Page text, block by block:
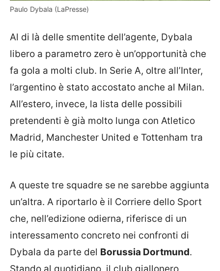
Paulo Dybala (LaPresse)
Al di là delle smentite dell’agente, Dybala
libero a parametro zero è un’opportunità che
fa gola a molti club. In Serie A, oltre all’Inter,
l’argentino è stato accostato anche al Milan.
All’estero, invece, la lista delle possibili
pretendenti è già molto lunga con Atletico
Madrid, Manchester United e Tottenham tra
le più citate.
A queste tre squadre se ne sarebbe aggiunta
un’altra. A riportarlo è il Corriere dello Sport
che, nell’edizione odierna, riferisce di un
interessamento concreto nei confronti di
Dybala da parte del Borussia Dortmund.
Stando al quotidiano, il club giallonero